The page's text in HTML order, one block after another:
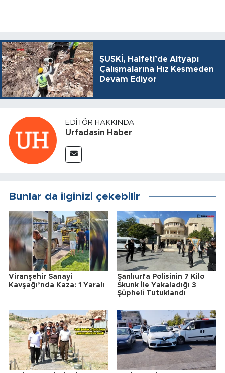
ŞUSKİ, Halfeti’de Altyapı
Çalışmalarına Hız Kesmeden
Devam Ediyor
EDITÖR HAKKINDA
Urfadasin Haber
Bunlar da ilginizi çekebilir
Viranşehir Sanayi
Kavşağı’nda Kaza: 1 Yaralı
Şanlıurfa Polisinin 7 Kilo
Skunk İle Yakaladığı 3
Şüpheli Tutuklandı